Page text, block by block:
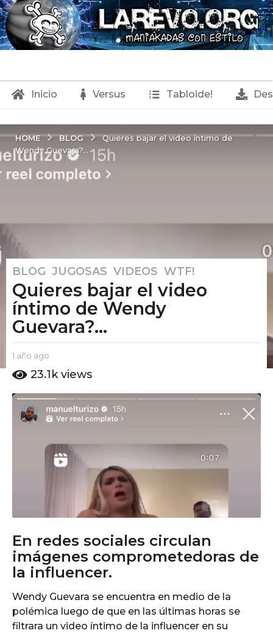
Inicio Versus Tabloide!
HOME BLOG
Quieres bajar el video íntimo de
Wendy Guevara?...
1
a
ñ
o
a
o
1
ñ
BLOG ,JUGOSAS ,VIDEOS ,WTF!
Quieres bajar el video
íntimo de Wendy
Guevara?...
b
E
P
1 año ago
ñ
a
g
o
23.1k views
En redes sociales circulan
imágenes comprometedoras de
la influencer.
Wendy Guevara se encuentra en medio de la
polémica luego de que en las últimas horas se
filtrara un video íntimo de la influencer en su